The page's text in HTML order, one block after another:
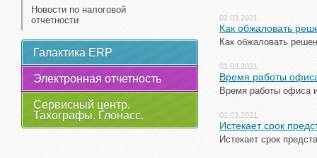
02.03.2021
Как обжаловать
Как обжаловать
01.03.2021
Время работы
Время работы офиса
01.03.2021
Истекает срок
Истекает срок
Новости по налоговой
отчетности
Галактика ERP
Электронная отчетность
Сервисный центр.
Тахографы. Глонасс.